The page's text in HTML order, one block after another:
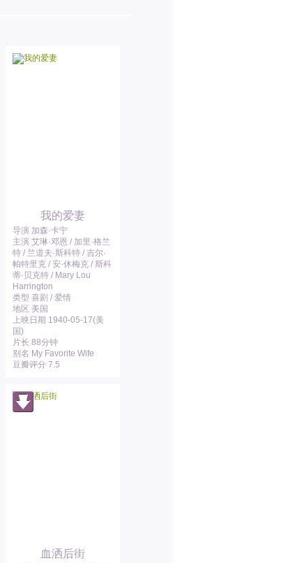
我的爱妻
导演 加森·卡宁
主演 艾琳·邓恩 / 加里·格兰
特 / 兰道夫·斯科特 / 吉尔·
帕特里克 / 安·休梅克 / 斯科
蒂·贝克特 / Mary Lou
Harrington
类型 喜剧 / 爱情
地区 美国
上映日期 1940-05-17(美
国)
片长 88分钟
别名 My Favorite Wife
豆瓣评分 7.5
血洒后街